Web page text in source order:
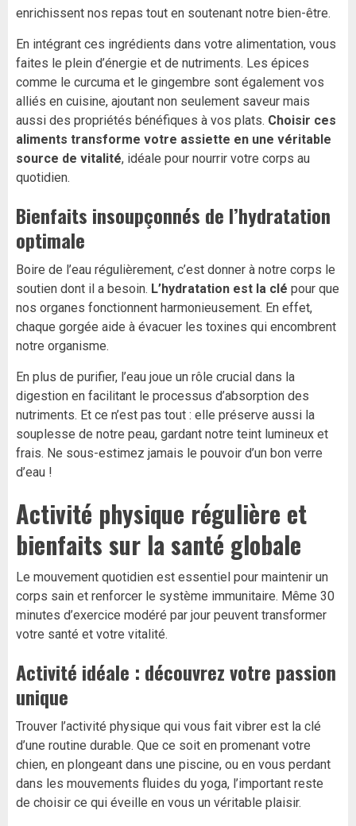
enrichissent nos repas tout en soutenant notre bien-être.
En intégrant ces ingrédients dans votre alimentation, vous
faites le plein d’énergie et de nutriments. Les épices
comme le curcuma et le gingembre sont également vos
alliés en cuisine, ajoutant non seulement saveur mais
aussi des propriétés bénéfiques à vos plats. Choisir ces
aliments transforme votre assiette en une véritable
source de vitalité, idéale pour nourrir votre corps au
quotidien.
Bienfaits insoupçonnés de l’hydratation
optimale
Boire de l’eau régulièrement, c’est donner à notre corps le
soutien dont il a besoin. L’hydratation est la clé pour que
nos organes fonctionnent harmonieusement. En effet,
chaque gorgée aide à évacuer les toxines qui encombrent
notre organisme.
En plus de purifier, l’eau joue un rôle crucial dans la
digestion en facilitant le processus d’absorption des
nutriments. Et ce n’est pas tout : elle préserve aussi la
souplesse de notre peau, gardant notre teint lumineux et
frais. Ne sous-estimez jamais le pouvoir d’un bon verre
d’eau !
Activité physique régulière et
bienfaits sur la santé globale
Le mouvement quotidien est essentiel pour maintenir un
corps sain et renforcer le système immunitaire. Même 30
minutes d’exercice modéré par jour peuvent transformer
votre santé et votre vitalité.
Activité idéale : découvrez votre passion
unique
Trouver l’activité physique qui vous fait vibrer est la clé
d’une routine durable. Que ce soit en promenant votre
chien, en plongeant dans une piscine, ou en vous perdant
dans les mouvements fluides du yoga, l’important reste
de choisir ce qui éveille en vous un véritable plaisir.